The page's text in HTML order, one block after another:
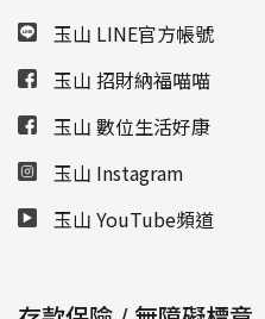
玉山 LINE官方帳號
玉山 招財納福喵喵
玉山 數位生活好康
玉山 Instagram
玉山 YouTube頻道